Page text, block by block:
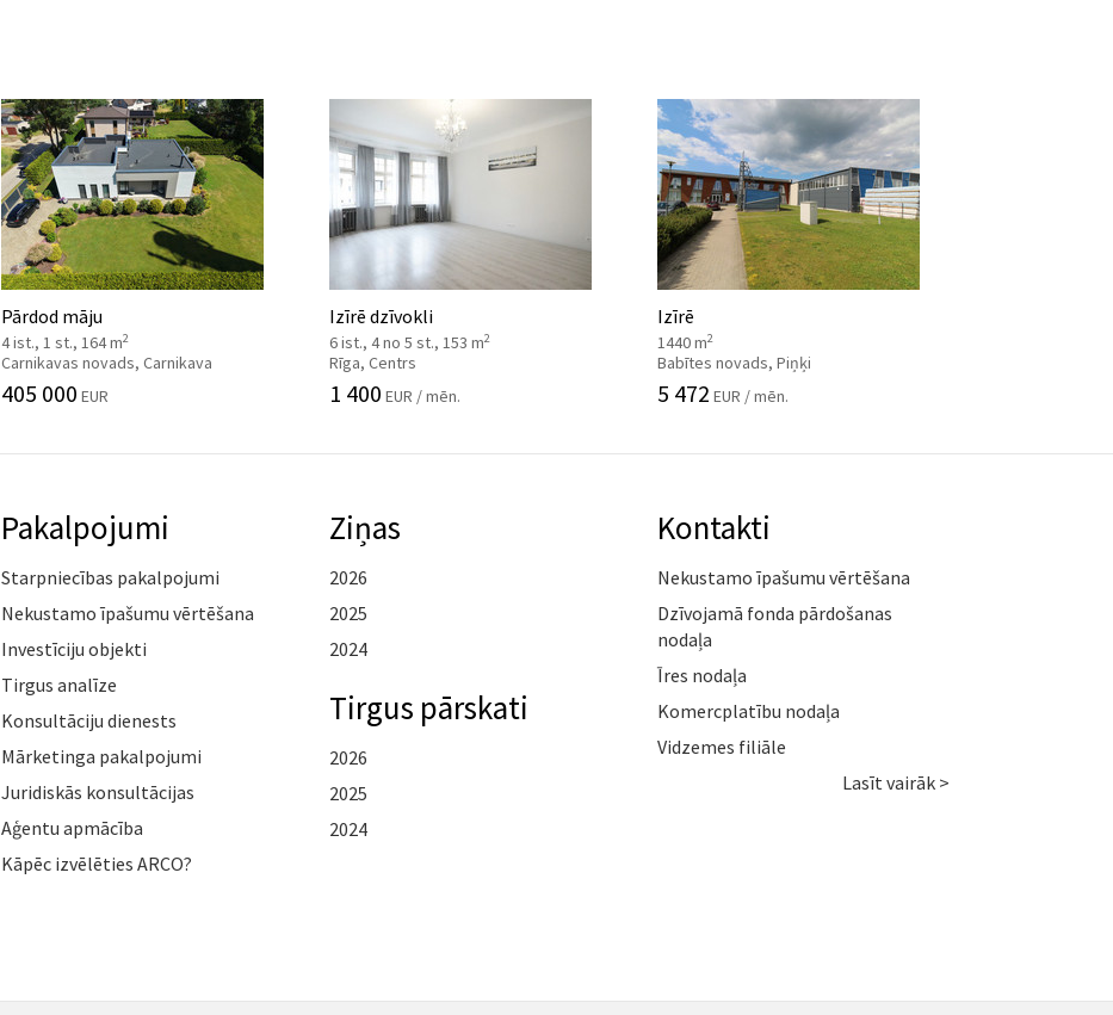
Pārdod māju
4 ist., 1 st., 164 m2
Carnikavas novads, Carnikava
405 000 EUR
Izīrē dzīvokli
6 ist., 4 no 5 st., 153 m2
Rīga, Centrs
1 400 EUR / mēn.
Izīrē
1440 m2
Babītes novads, Piņķi
5 472 EUR / mēn.
Pakalpojumi
Starpniecības pakalpojumi
Nekustamo īpašumu vērtēšana
Investīciju objekti
Tirgus analīze
Konsultāciju dienests
Mārketinga pakalpojumi
Juridiskās konsultācijas
Aģentu apmācība
Kāpēc izvēlēties ARCO?
Ziņas
2026
2025
2024
Tirgus pārskati
2026
2025
2024
Kontakti
Nekustamo īpašumu vērtēšana
Dzīvojamā fonda pārdošanas
nodaļa
Īres nodaļa
Komercplatību nodaļa
Vidzemes filiāle
Lasīt vairāk >